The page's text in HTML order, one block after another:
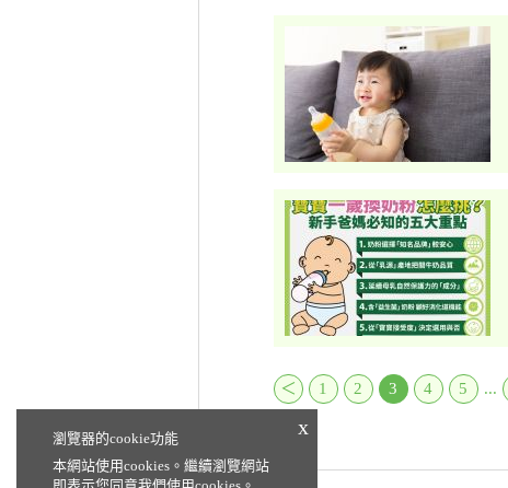
＜ 1 2 3 4 5 ...
x
瀏覽器的cookie功能
本網站使用cookies。繼續瀏覽網站